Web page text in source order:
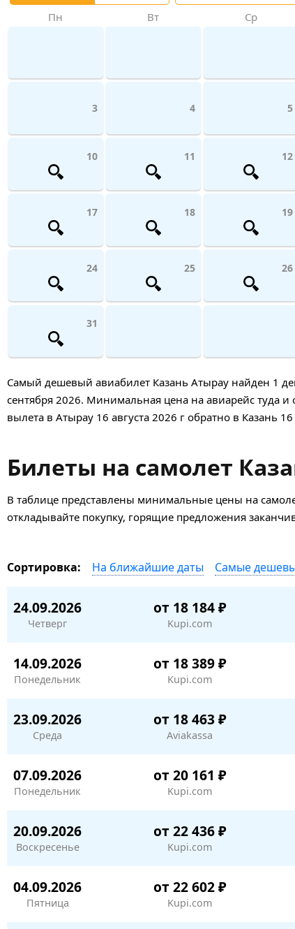
Пн Вт Ср
3 4 5
10 11 12
17 18 19
24 25 26
31
Самый дешевый авиабилет Казань Атырау найден 1
сентября 2026. Минимальная цена на авиарейс туда и
вылета в Атырау 16 августа 2026 г обратно в Казань 16
Билеты на самолет
В таблице представлены минимальные цены на
откладывайте покупку, горящие предложения
Сортировка: На ближайшие даты Самые
24.09.2026
Четверг
от 18 184 ₽
Kupi.com
14.09.2026
Понедельник
от 18 389 ₽
Kupi.com
23.09.2026
Среда
от 18 463 ₽
Aviakassa
07.09.2026
Понедельник
от 20 161 ₽
Kupi.com
20.09.2026
Воскресенье
от 22 436 ₽
Kupi.com
04.09.2026
Пятница
от 22 602 ₽
Kupi.com